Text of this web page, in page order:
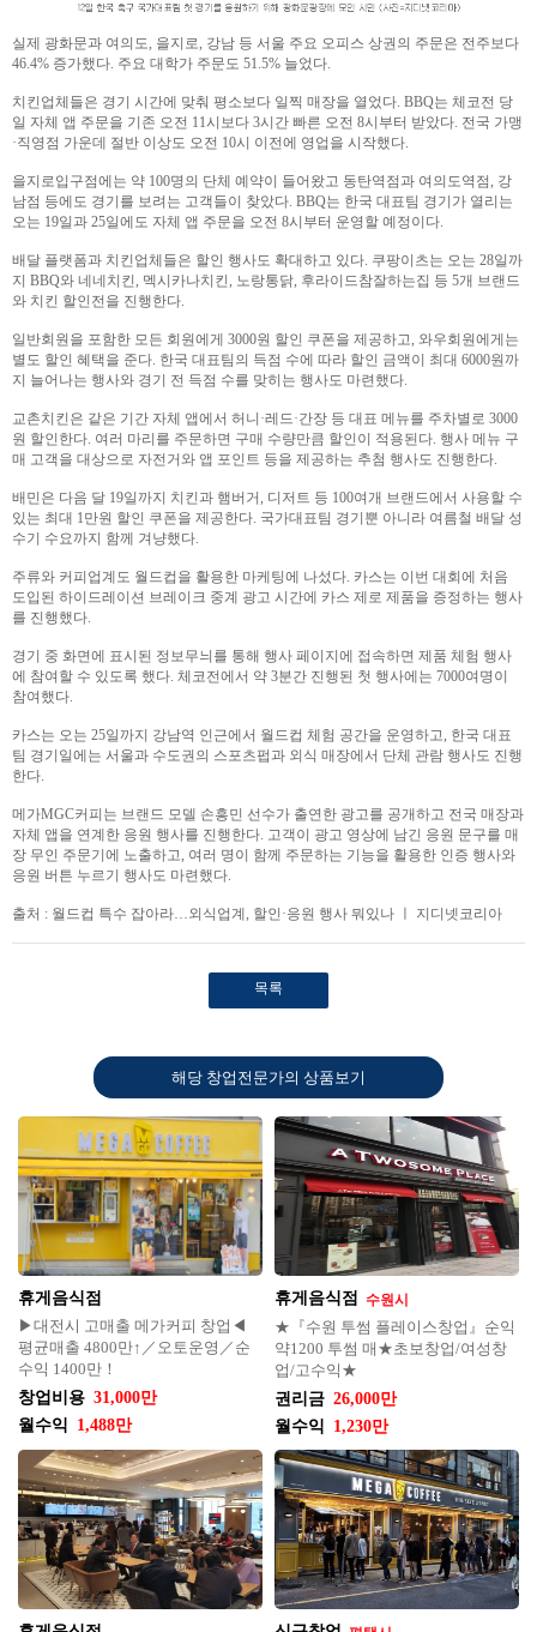
실제 광화문과 여의도, 을지로, 강남 등 서울 주요 오피스 상권의 주문은 전주보다
46.4% 증가했다. 주요 대학가 주문도 51.5% 늘었다.
치킨업체들은 경기 시간에 맞춰 평소보다 일찍 매장을 열었다. BBQ는 체코전 당
일 자체 앱 주문을 기존 오전 11시보다 3시간 빠른 오전 8시부터 받았다. 전국 가맹
·직영점 가운데 절반 이상도 오전 10시 이전에 영업을 시작했다.
을지로입구점에는 약 100명의 단체 예약이 들어왔고 동탄역점과 여의도역점, 강
남점 등에도 경기를 보려는 고객들이 찾았다. BBQ는 한국 대표팀 경기가 열리는
오는 19일과 25일에도 자체 앱 주문을 오전 8시부터 운영할 예정이다.
배달 플랫폼과 치킨업체들은 할인 행사도 확대하고 있다. 쿠팡이츠는 오는 28일까
지 BBQ와 네네치킨, 멕시카나치킨, 노랑통닭, 후라이드참잘하는집 등 5개 브랜드
와 치킨 할인전을 진행한다.
일반회원을 포함한 모든 회원에게 3000원 할인 쿠폰을 제공하고, 와우회원에게는
별도 할인 혜택을 준다. 한국 대표팀의 득점 수에 따라 할인 금액이 최대 6000원까
지 늘어나는 행사와 경기 전 득점 수를 맞히는 행사도 마련했다.
교촌치킨은 같은 기간 자체 앱에서 허니·레드·간장 등 대표 메뉴를 주차별로 3000
원 할인한다. 여러 마리를 주문하면 구매 수량만큼 할인이 적용된다. 행사 메뉴 구
매 고객을 대상으로 자전거와 앱 포인트 등을 제공하는 추첨 행사도 진행한다.
배민은 다음 달 19일까지 치킨과 햄버거, 디저트 등 100여개 브랜드에서 사용할 수
있는 최대 1만원 할인 쿠폰을 제공한다. 국가대표팀 경기뿐 아니라 여름철 배달 성
수기 수요까지 함께 겨냥했다.
주류와 커피업계도 월드컵을 활용한 마케팅에 나섰다. 카스는 이번 대회에 처음
도입된 하이드레이션 브레이크 중계 광고 시간에 카스 제로 제품을 증정하는 행사
를 진행했다.
경기 중 화면에 표시된 정보무늬를 통해 행사 페이지에 접속하면 제품 체험 행사
에 참여할 수 있도록 했다. 체코전에서 약 3분간 진행된 첫 행사에는 7000여명이
참여했다.
카스는 오는 25일까지 강남역 인근에서 월드컵 체험 공간을 운영하고, 한국 대표
팀 경기일에는 서울과 수도권의 스포츠펍과 외식 매장에서 단체 관람 행사도 진행
한다.
메가MGC커피는 브랜드 모델 손흥민 선수가 출연한 광고를 공개하고 전국 매장과
자체 앱을 연계한 응원 행사를 진행한다. 고객이 광고 영상에 남긴 응원 문구를 매
장 무인 주문기에 노출하고, 여러 명이 함께 주문하는 기능을 활용한 인증 행사와
응원 버튼 누르기 행사도 마련했다.
출처 : 월드컵 특수 잡아라…외식업계, 할인·응원 행사 뭐있나 ㅣ 지디넷코리아
목록
해당 창업전문가의 상품보기
휴게음식점
▶대전시 고매출 메가커피 창업◀
평균매출 4800만↑／오토운영／순
수익 1400만！
창업비용 31,000만
월수익
1,488만
휴게음식점 수원시
★『수원 투썸 플레이스창업』순익
약1200 투썸 매★초보창업/여성창
업/고수익★
권리금 26,000만
월수익
1,230만